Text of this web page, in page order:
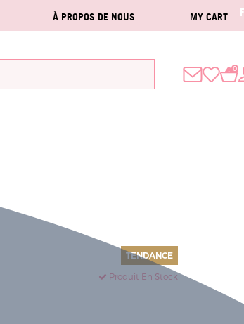
À PROPOS DE NOUS MY CART
0
TENDANCE
Produit En Stock